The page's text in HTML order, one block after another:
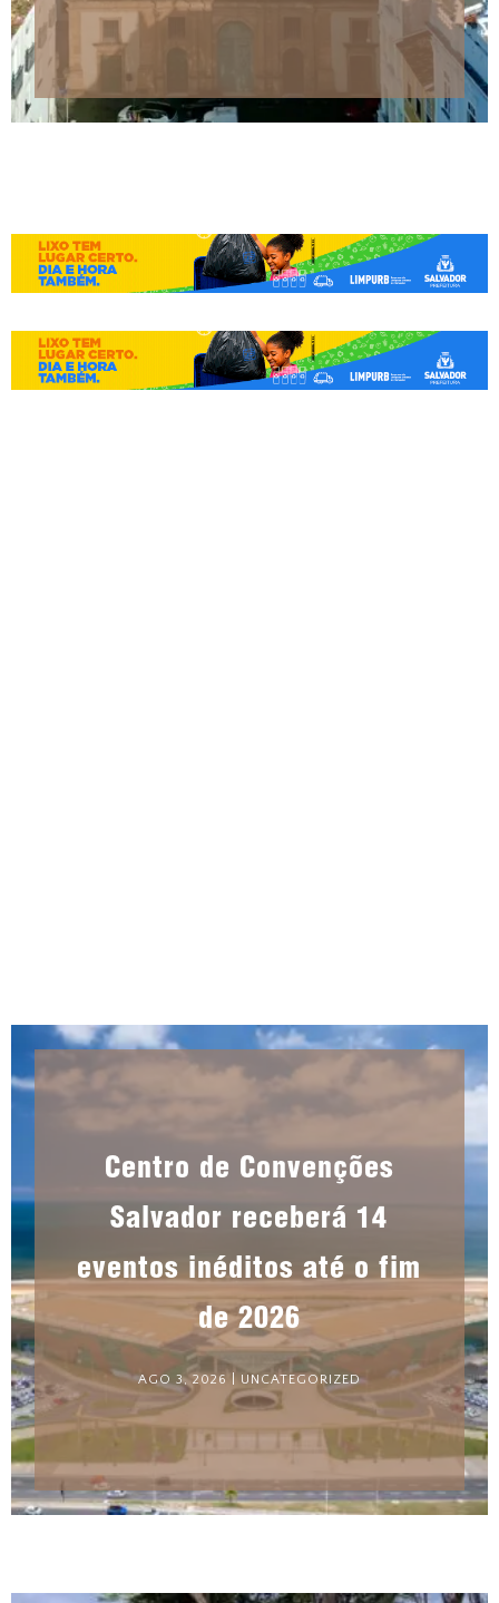
Centro de Convenções
Salvador receberá 14
eventos inéditos até o fim
de 2026
AGO 3, 2026 UNCATEGORIZED